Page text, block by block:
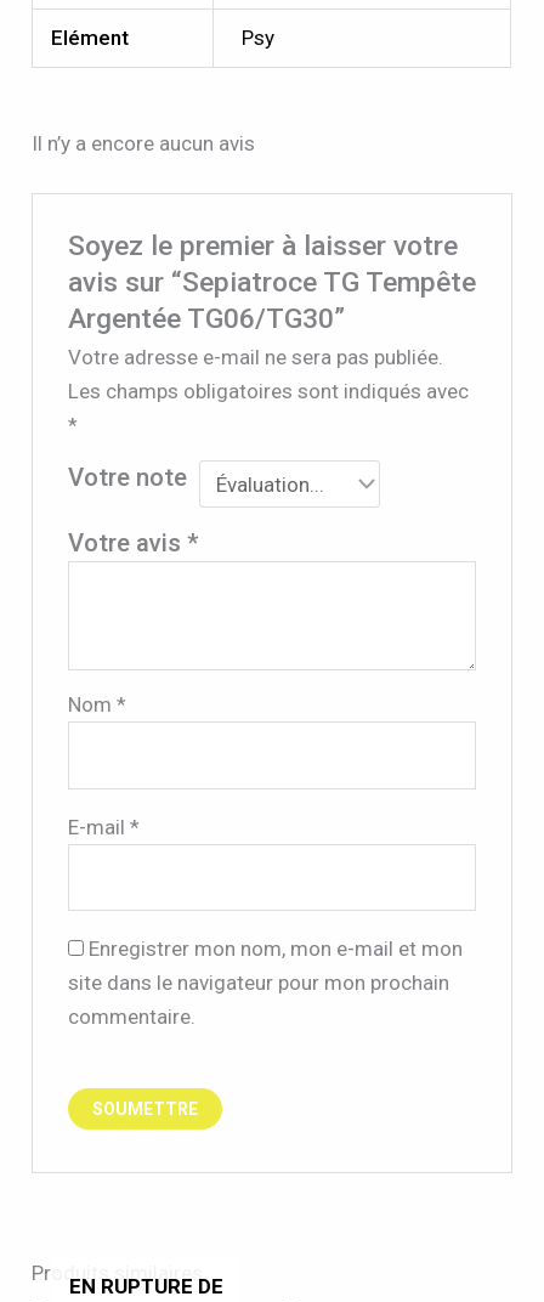
Elément Psy
Il n’y a encore aucun avis
Soyez le premier à laisser votre
avis sur “Sepiatroce TG Tempête
Argentée TG06/TG30”
Votre adresse e-mail ne sera pas publiée.
Les champs obligatoires sont indiqués avec
*
Votre note
Votre avis *
Nom *
E-mail *
Enregistrer mon nom, mon e-mail et mon
site dans le navigateur pour mon prochain
commentaire.
Produits similaires
EN RUPTURE DE